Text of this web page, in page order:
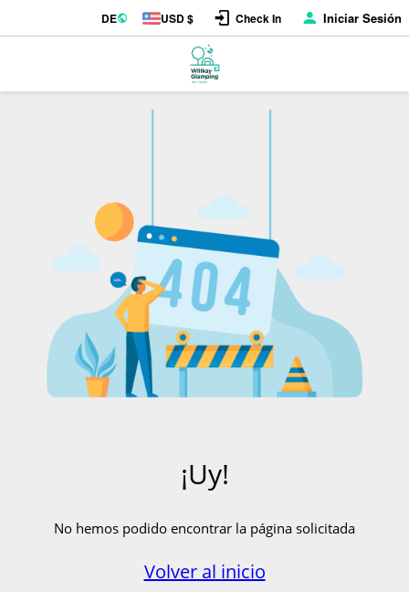
DE USD $ Check In Iniciar Sesión
¡Uy!
No hemos podido encontrar la página solicitada
Volver al inicio